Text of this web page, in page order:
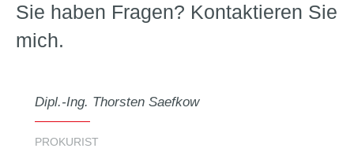
Sie haben Fragen? Kontaktieren Sie
mich.
Dipl.-Ing. Thorsten Saefkow
PROKURIST